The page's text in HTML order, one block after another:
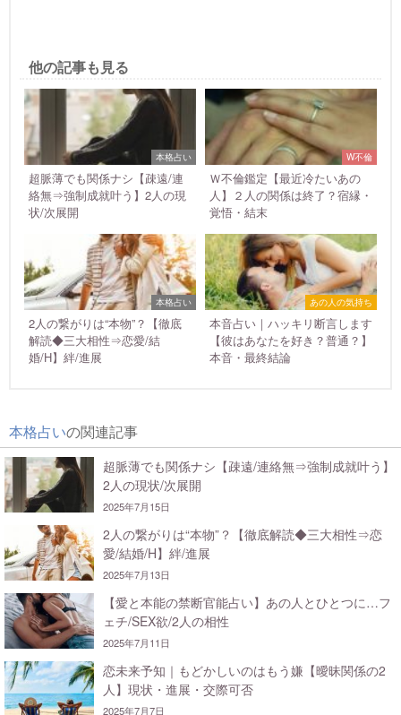
他の記事も見る
本格占い
超脈薄でも関係ナシ【疎遠/連
絡無⇒強制成就叶う】2人の現
状/次展開
W不倫
Ｗ不倫鑑定【最近冷たいあの
人】２人の関係は終了？宿縁・
覚悟・結末
本格占い
2人の繋がりは“本物”？【徹底
解読◆三大相性⇒恋愛/結
婚/H】絆/進展
あの人の気持ち
本音占い｜ハッキリ断言します
【彼はあなたを好き？普通？】
本音・最終結論
本格占いの関連記事
超脈薄でも関係ナシ【疎遠/連絡無⇒強制成就叶う】
2人の現状/次展開
2025年7月15日
2人の繋がりは“本物”？【徹底解読◆三大相性⇒恋
愛/結婚/H】絆/進展
2025年7月13日
【愛と本能の禁断官能占い】あの人とひとつに…フ
ェチ/SEX欲/2人の相性
2025年7月11日
恋未来予知｜もどかしいのはもう嫌【曖昧関係の2
人】現状・進展・交際可否
2025年7月7日